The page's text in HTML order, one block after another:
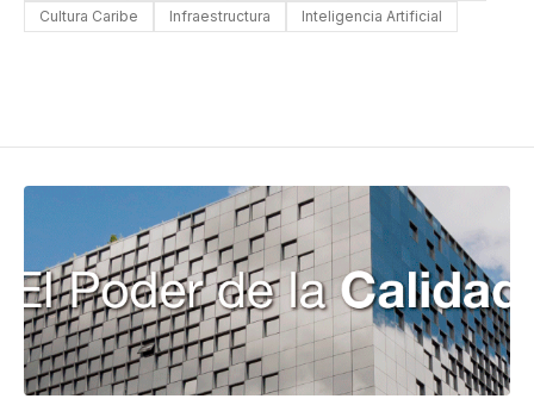
Cultura Caribe
Infraestructura Inteligencia Artificial